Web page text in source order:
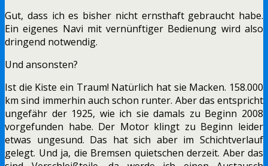
Gut, dass ich es bisher nicht ernsthaft gebraucht habe.
Ein eigenes Navi mit vernünftiger Bedienung wird also
dringend notwendig.
Und ansonsten?
Ist die Kiste ein Traum! Natürlich hat sie Macken. 158.000
km sind immerhin auch schon runter. Aber das entspricht
ungefähr der 1925, wie ich sie damals zu Beginn 2008
vorgefunden habe. Der Motor klingt zu Beginn leider
etwas ungesund. Das hat sich aber im Schichtverlauf
gelegt. Und ja, die Bremsen quietschen derzeit. Aber das